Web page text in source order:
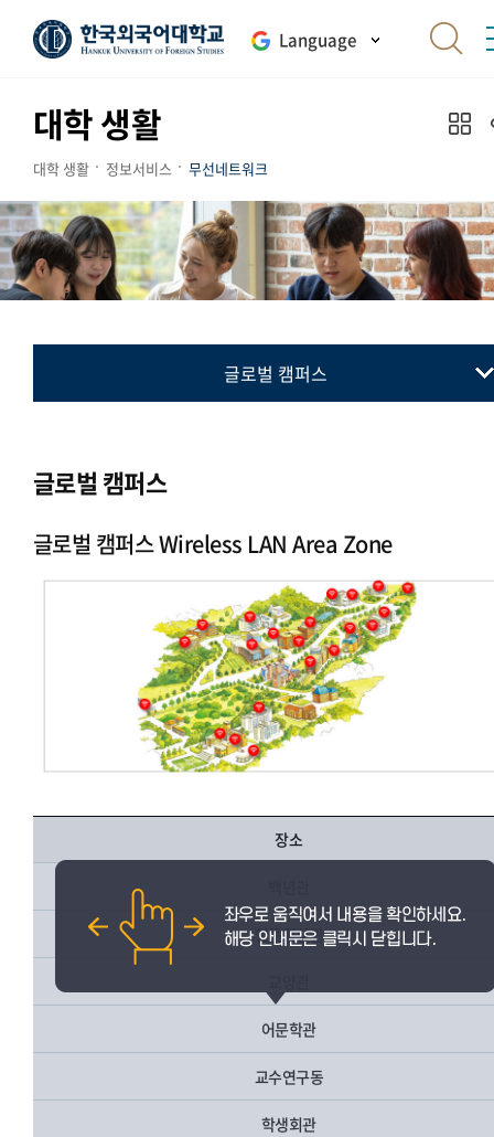
Language
대학 생활
대학 생활 정보서비스 무선네트워크
글로벌 캠퍼스
글로벌 캠퍼스
글로벌 캠퍼스 Wireless LAN Area Zone
장소
인문경상관
어문학관
교수연구동
학생회관